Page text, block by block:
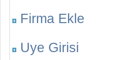
Firma Ekle
Uye Girisi